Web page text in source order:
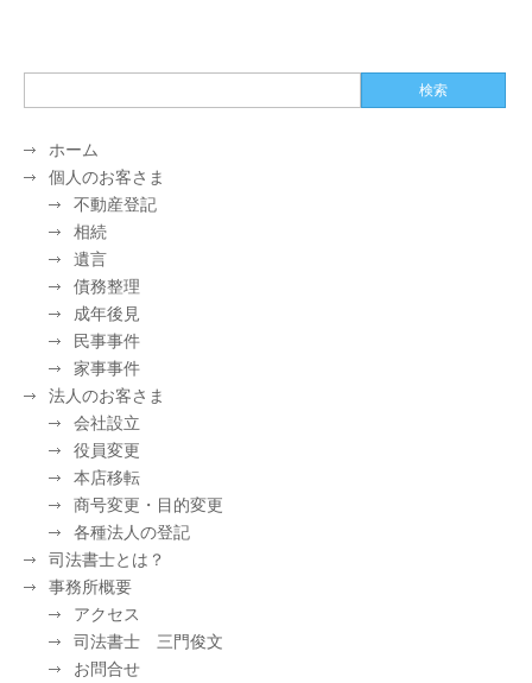
ホーム
個人のお客さま
不動産登記
相続
遺言
債務整理
成年後見
民事事件
家事事件
法人のお客さま
会社設立
役員変更
本店移転
商号変更・目的変更
各種法人の登記
司法書士とは？
事務所概要
アクセス
司法書士 三門俊文
お問合せ